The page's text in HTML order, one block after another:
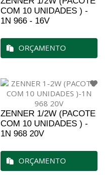
COM 10 UNIDADES ) -
1N 966 - 16V
ORÇAMENTO
ZENNER 1/2W (PACOTE
COM 10 UNIDADES ) -
1N 968 20V
ORÇAMENTO